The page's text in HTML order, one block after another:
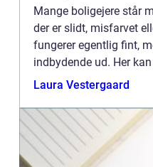
Mange boligejere står
der er slidt, misfarvet
fungerer egentlig fint,
indbydende ud. Her
være et stærkt
Laura Vestergaard